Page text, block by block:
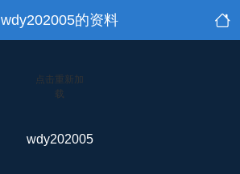
wdy202005的资料
点击重新加
载
wdy202005